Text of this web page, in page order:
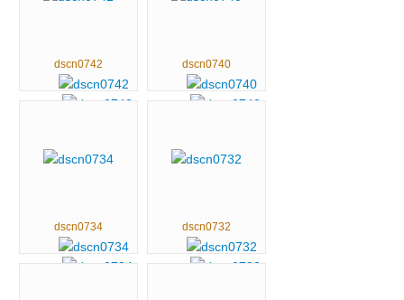
dscn0742 dscn0740
dscn0734 dscn0732